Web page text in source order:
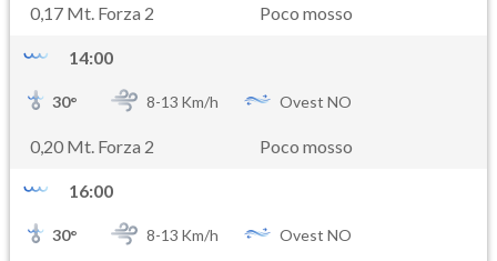
0,17 Mt. Forza 2 Poco mosso
14:00
30° 8-13 Km/h Ovest NO
0,20 Mt. Forza 2 Poco mosso
16:00
30° 8-13 Km/h Ovest NO